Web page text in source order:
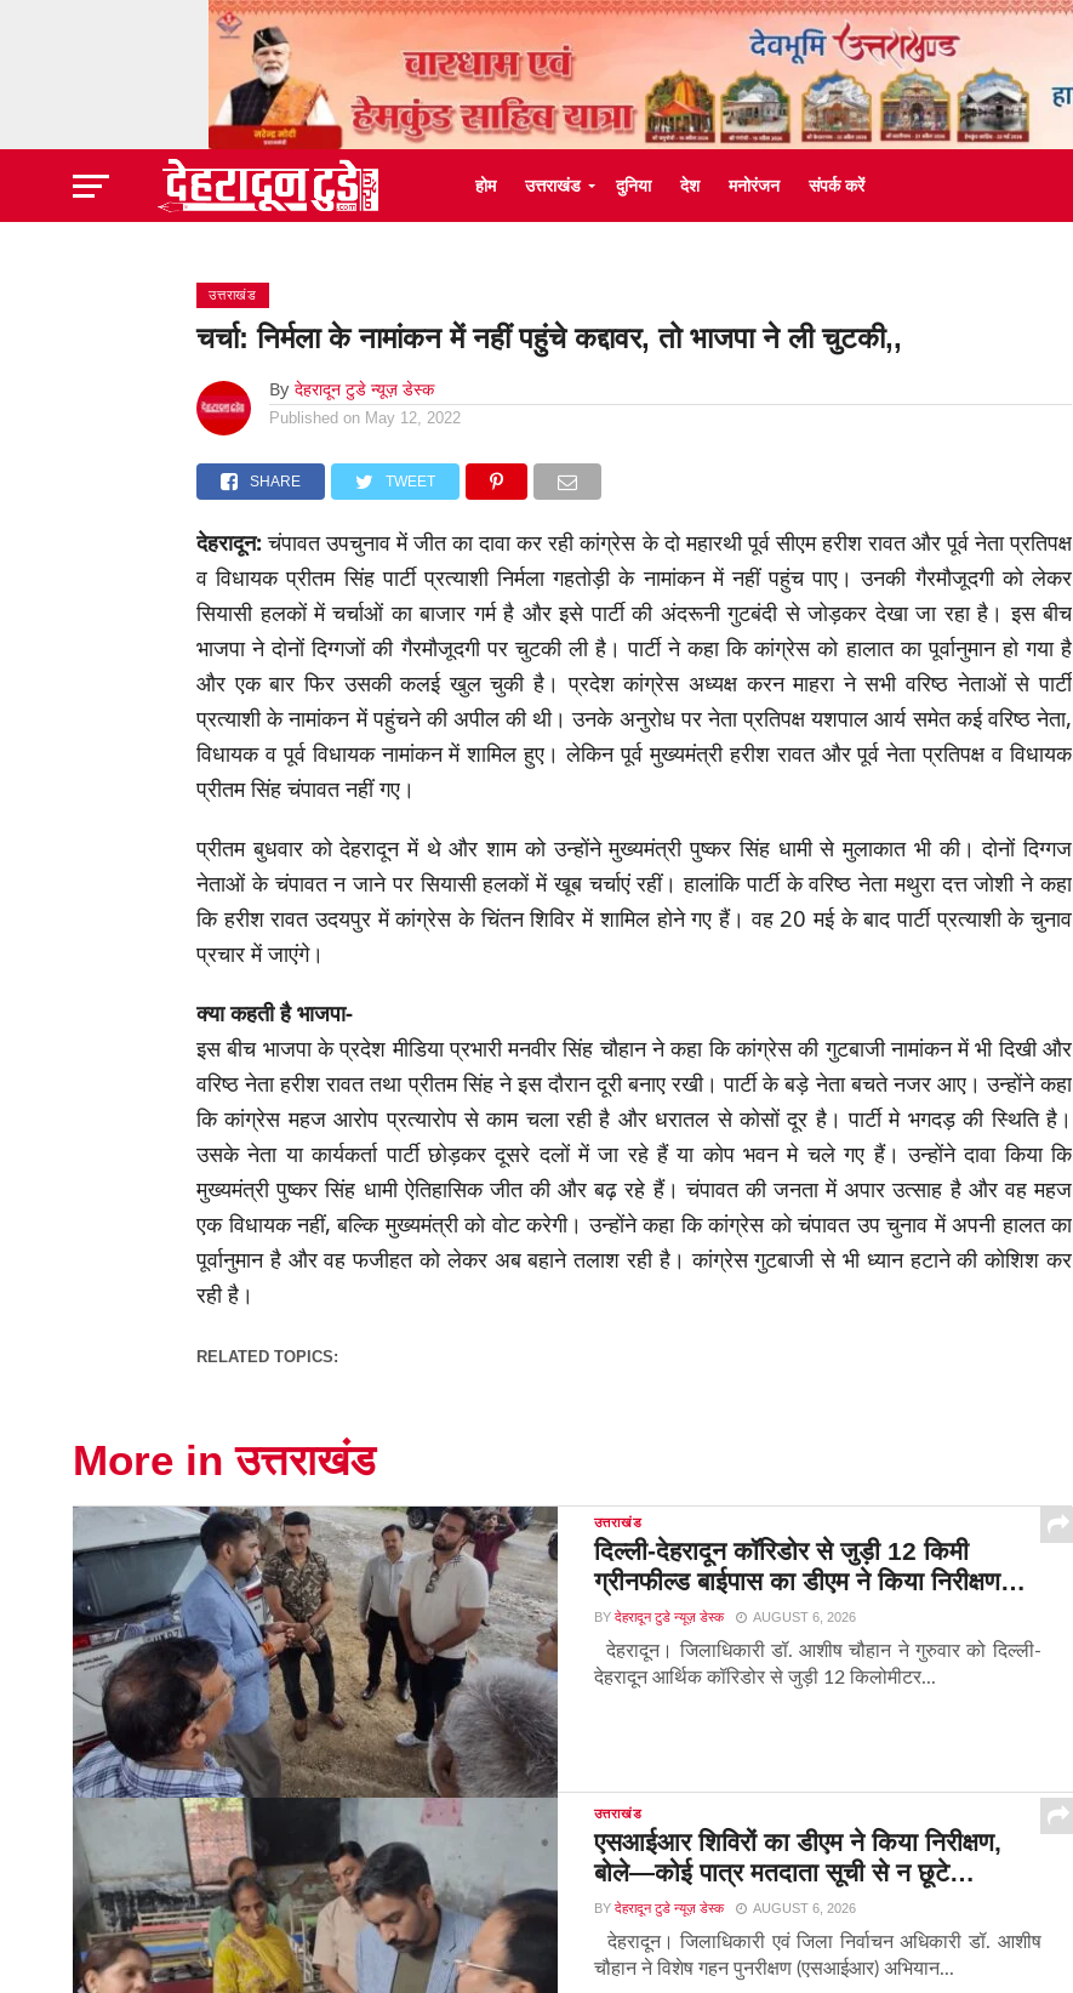
होम उत्तराखंड दुनिया देश मनोरंजन संपर्क करें
उत्तराखंड
चर्चा: निर्मला के नामांकन में नहीं पहुंचे कद्दावर, तो भाजपा ने ली चुटकी,,
By देहरादून टुडे न्यूज़ डेस्क
Published on May 12, 2022
SHARE TWEET
देहरादून:चंपावत उपचुनाव में जीत का दावा कर रही कांग्रेस के दो महारथी पूर्व सीएम हरीश रावत और पूर्व नेता प्रतिपक्ष
व विधायक प्रीतम सिंह पार्टी प्रत्याशी निर्मला गहतोड़ी के नामांकन में नहीं पहुंच पाए। उनकी गैरमौजूदगी को लेकर
सियासी हलकों में चर्चाओं का बाजार गर्म है और इसे पार्टी की अंदरूनी गुटबंदी से जोड़कर देखा जा रहा है। इस बीच
भाजपा ने दोनों दिग्गजों की गैरमौजूदगी पर चुटकी ली है। पार्टी ने कहा कि कांग्रेस को हालात का पूर्वानुमान हो गया है
और एक बार फिर उसकी कलई खुल चुकी है। प्रदेश कांग्रेस अध्यक्ष करन माहरा ने सभी वरिष्ठ नेताओं से पार्टी
प्रत्याशी के नामांकन में पहुंचने की अपील की थी। उनके अनुरोध पर नेता प्रतिपक्ष यशपाल आर्य समेत कई वरिष्ठ नेता,
विधायक व पूर्व विधायक नामांकन में शामिल हुए। लेकिन पूर्व मुख्यमंत्री हरीश रावत और पूर्व नेता प्रतिपक्ष व विधायक
प्रीतम सिंह चंपावत नहीं गए।
प्रीतम बुधवार को देहरादून में थे और शाम को उन्होंने मुख्यमंत्री पुष्कर सिंह धामी से मुलाकात भी की। दोनों दिग्गज
नेताओं के चंपावत न जाने पर सियासी हलकों में खूब चर्चाएं रहीं। हालांकि पार्टी के वरिष्ठ नेता मथुरा दत्त जोशी ने कहा
कि हरीश रावत उदयपुर में कांग्रेस के चिंतन शिविर में शामिल होने गए हैं। वह 20 मई के बाद पार्टी प्रत्याशी के चुनाव
प्रचार में जाएंगे।
क्या कहती है भाजपा-
इस बीच भाजपा के प्रदेश मीडिया प्रभारी मनवीर सिंह चौहान ने कहा कि कांग्रेस की गुटबाजी नामांकन में भी दिखी और
वरिष्ठ नेता हरीश रावत तथा प्रीतम सिंह ने इस दौरान दूरी बनाए रखी। पार्टी के बड़े नेता बचते नजर आए। उन्होंने कहा
कि कांग्रेस महज आरोप प्रत्यारोप से काम चला रही है और धरातल से कोसों दूर है। पार्टी मे भगदड़ की स्थिति है।
उसके नेता या कार्यकर्ता पार्टी छोड़कर दूसरे दलों में जा रहे हैं या कोप भवन मे चले गए हैं। उन्होंने दावा किया कि
मुख्यमंत्री पुष्कर सिंह धामी ऐतिहासिक जीत की और बढ़ रहे हैं। चंपावत की जनता में अपार उत्साह है और वह महज
एक विधायक नहीं, बल्कि मुख्यमंत्री को वोट करेगी। उन्होंने कहा कि कांग्रेस को चंपावत उप चुनाव में अपनी हालत का
पूर्वानुमान है और वह फजीहत को लेकर अब बहाने तलाश रही है। कांग्रेस गुटबाजी से भी ध्यान हटाने की कोशिश कर
रही है।
RELATED TOPICS:
More in उत्तराखंड
उत्तराखंड
दिल्ली-देहरादून कॉरिडोर से जुड़ी 12 किमी
ग्रीनफील्ड बाईपास का डीएम ने किया निरीक्षण…
BY देहरादून टुडे न्यूज़ डेस्क AUGUST 6, 2026
देहरादून। जिलाधिकारी डॉ. आशीष चौहान ने गुरुवार को दिल्ली-
देहरादून आर्थिक कॉरिडोर से जुड़ी 12 किलोमीटर...
उत्तराखंड
एसआईआर शिविरों का डीएम ने किया निरीक्षण,
बोले—कोई पात्र मतदाता सूची से न छूटे…
BY देहरादून टुडे न्यूज़ डेस्क AUGUST 6, 2026
देहरादून। जिलाधिकारी एवं जिला निर्वाचन अधिकारी डॉ. आशीष
चौहान ने विशेष गहन पुनरीक्षण (एसआईआर) अभियान...